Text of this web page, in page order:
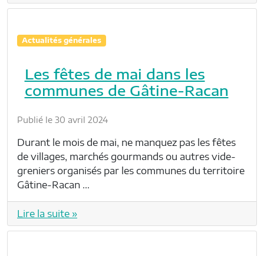
Actualités générales
Les fêtes de mai dans les
communes de Gâtine-Racan
Publié le 30 avril 2024
Durant le mois de mai, ne manquez pas les fêtes
de villages, marchés gourmands ou autres vide-
greniers organisés par les communes du territoire
Gâtine-Racan …
Lire la suite »